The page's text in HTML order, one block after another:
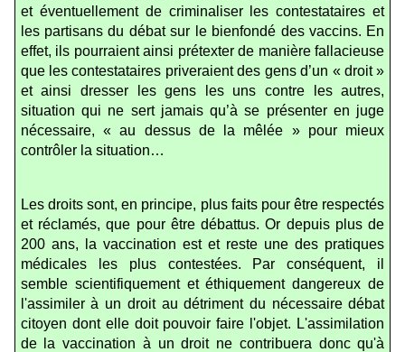
et éventuellement de criminaliser les contestataires et
les partisans du débat sur le bienfondé des vaccins. En
effet, ils pourraient ainsi prétexter de manière fallacieuse
que les contestataires priveraient des gens d’un « droit »
et ainsi dresser les gens les uns contre les autres,
situation qui ne sert jamais qu’à se présenter en juge
nécessaire, « au dessus de la mêlée » pour mieux
contrôler la situation…
Les droits sont, en principe, plus faits pour être respectés
et réclamés, que pour être débattus. Or depuis plus de
200 ans, la vaccination est et reste une des pratiques
médicales les plus contestées. Par conséquent, il
semble scientifiquement et éthiquement dangereux de
l'assimiler à un droit au détriment du nécessaire débat
citoyen dont elle doit pouvoir faire l'objet. L'assimilation
de la vaccination à un droit ne contribuera donc qu'à